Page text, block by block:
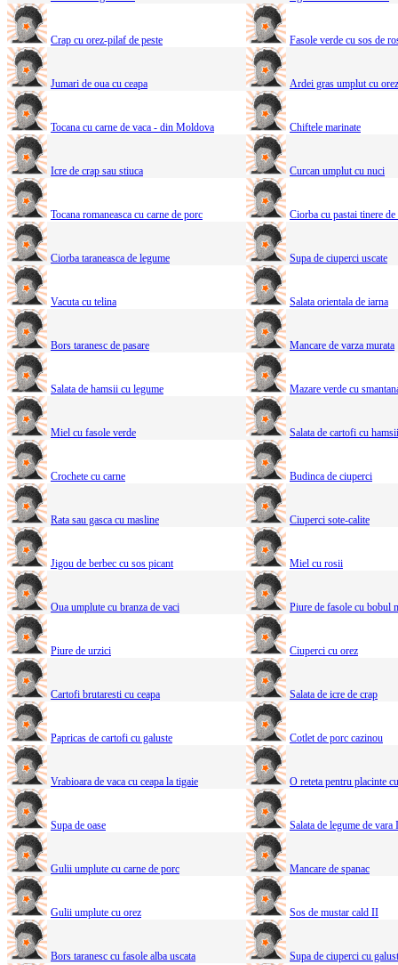
Crap cu orez-pilaf de peste Fasole verde cu sos de
Jumari de oua cu ceapa Ardei gras umplut cu orez
Tocana cu carne de vaca - din Moldova Chiftele marinate
Icre de crap sau stiuca Curcan umplut cu nuci
Tocana romaneasca cu carne de porc Ciorba cu pastai tinere de
Ciorba taraneasca de legume Supa de ciuperci uscate
Vacuta cu telina Salata orientala de iarna
Bors taranesc de pasare Mancare de varza murata
Salata de hamsii cu legume Mazare verde cu
Miel cu fasole verde Salata de cartofi cu
Crochete cu carne Budinca de ciuperci
Rata sau gasca cu masline Ciuperci sote-calite
Jigou de berbec cu sos picant Miel cu rosii
Oua umplute cu branza de vaci Piure de fasole cu bobul
Piure de urzici Ciuperci cu orez
Cartofi brutaresti cu ceapa Salata de icre de crap
Papricas de cartofi cu galuste Cotlet de porc cazinou
Vrabioara de vaca cu ceapa la tigaie O reteta pentru placinte
Supa de oase Salata de legume de vara I
Gulii umplute cu carne de porc Mancare de spanac
Gulii umplute cu orez Sos de mustar cald II
Bors taranesc cu fasole alba uscata Supa de ciuperci cu